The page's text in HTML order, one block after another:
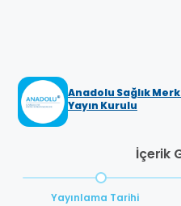
Anadolu Sağlık
Yayın Kurulu
İçerik
Yayınlama Tarihi